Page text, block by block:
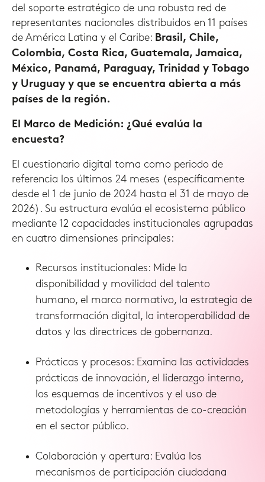
del soporte estratégico de una robusta red de
representantes nacionales distribuidos en 11 países
de América Latina y el Caribe: Brasil, Chile,
Colombia, Costa Rica, Guatemala, Jamaica,
México, Panamá, Paraguay, Trinidad y Tobago
y Uruguay y que se encuentra abierta a más
países de la región.
El Marco de Medición: ¿Qué evalúa la
encuesta?
El cuestionario digital toma como periodo de
referencia los últimos 24 meses (específicamente
desde el 1 de junio de 2024 hasta el 31 de mayo de
2026). Su estructura evalúa el ecosistema público
mediante 12 capacidades institucionales agrupadas
en cuatro dimensiones principales:
Recursos institucionales: Mide la
disponibilidad y movilidad del talento
humano, el marco normativo, la estrategia de
transformación digital, la interoperabilidad de
datos y las directrices de gobernanza.
Prácticas y procesos: Examina las actividades
prácticas de innovación, el liderazgo interno,
los esquemas de incentivos y el uso de
metodologías y herramientas de co-creación
en el sector público.
Colaboración y apertura: Evalúa los
mecanismos de participación ciudadana